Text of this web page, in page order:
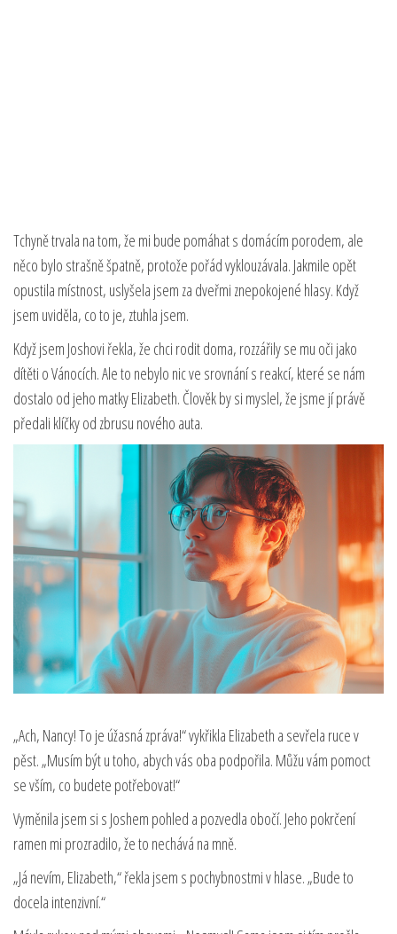
Tchyně trvala na tom, že mi bude pomáhat s domácím porodem, ale
něco bylo strašně špatně, protože pořád vyklouzávala. Jakmile opět
opustila místnost, uslyšela jsem za dveřmi znepokojené hlasy. Když
jsem uviděla, co to je, ztuhla jsem.
Když jsem Joshovi řekla, že chci rodit doma, rozzářily se mu oči jako
dítěti o Vánocích. Ale to nebylo nic ve srovnání s reakcí, které se nám
dostalo od jeho matky Elizabeth. Člověk by si myslel, že jsme jí právě
předali klíčky od zbrusu nového auta.
„Ach, Nancy! To je úžasná zpráva!“ vykřikla Elizabeth a sevřela ruce v
pěst. „Musím být u toho, abych vás oba podpořila. Můžu vám pomoct
se vším, co budete potřebovat!“
Vyměnila jsem si s Joshem pohled a pozvedla obočí. Jeho pokrčení
ramen mi prozradilo, že to nechává na mně.
„Já nevím, Elizabeth,“ řekla jsem s pochybnostmi v hlase. „Bude to
docela intenzivní.“